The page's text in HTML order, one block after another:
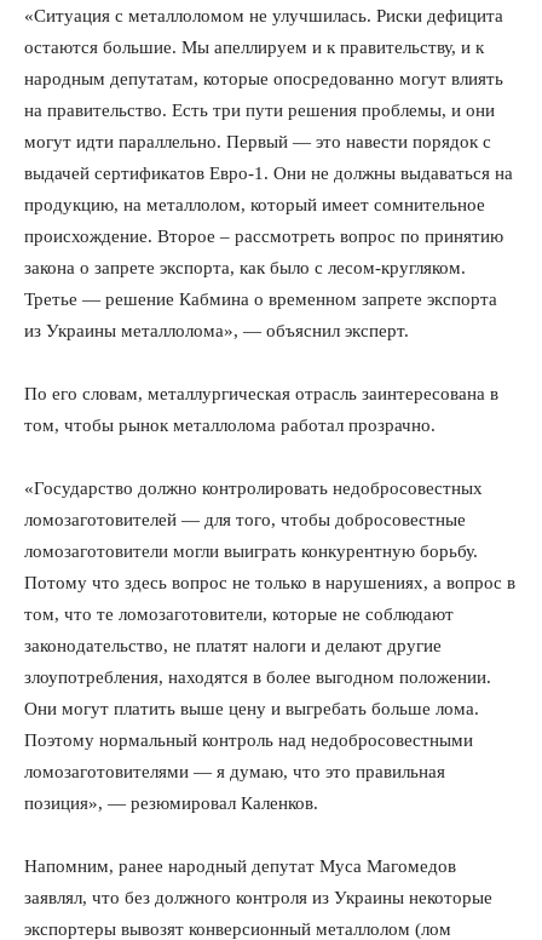
«Ситуация с металлоломом не улучшилась. Риски дефицита
остаются большие. Мы апеллируем и к правительству, и к
народным депутатам, которые опосредованно могут влиять
на правительство. Есть три пути решения проблемы, и они
могут идти параллельно. Первый — это навести порядок с
выдачей сертификатов Евро-1. Они не должны выдаваться на
продукцию, на металлолом, который имеет сомнительное
происхождение. Второе – рассмотреть вопрос по принятию
закона о запрете экспорта, как было с лесом-кругляком.
Третье — решение Кабмина о временном запрете экспорта
из Украины металлолома», — объяснил эксперт.
По его словам, металлургическая отрасль заинтересована в
том, чтобы рынок металлолома работал прозрачно.
«Государство должно контролировать недобросовестных
ломозаготовителей — для того, чтобы добросовестные
ломозаготовители могли выиграть конкурентную борьбу.
Потому что здесь вопрос не только в нарушениях, а вопрос в
том, что те ломозаготовители, которые не соблюдают
законодательство, не платят налоги и делают другие
злоупотребления, находятся в более выгодном положении.
Они могут платить выше цену и выгребать больше лома.
Поэтому нормальный контроль над недобросовестными
ломозаготовителями — я думаю, что это правильная
позиция», — резюмировал Каленков.
Напомним, ранее народный депутат Муса Магомедов
заявлял, что без должного контроля из Украины некоторые
экспортеры вывозят конверсионный металлолом (лом